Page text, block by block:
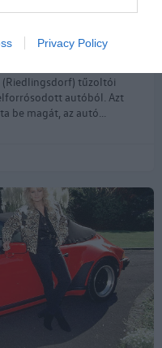
Privacy Policy
színe
tűzoltói
autóból. Azt
be magát, az autó...